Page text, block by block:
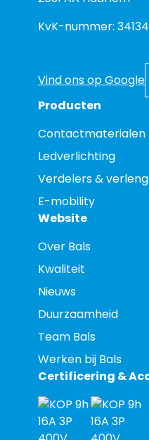
KvK-nummer:
Vind ons op Google
Producten
Contactmaterialen
Ledverlichting
Verdelers &
E-mobility
Website
Over Bals
Kwaliteit
Nieuws
Duurzaamheid
Team Bals
Werken bij Bals
Certificering &